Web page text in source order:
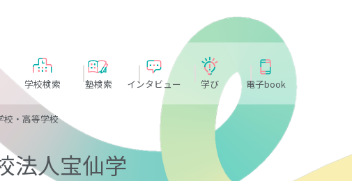
学校検索 塾検索 インタビュー 学び 電子book
校・高等学校
法人宝仙学